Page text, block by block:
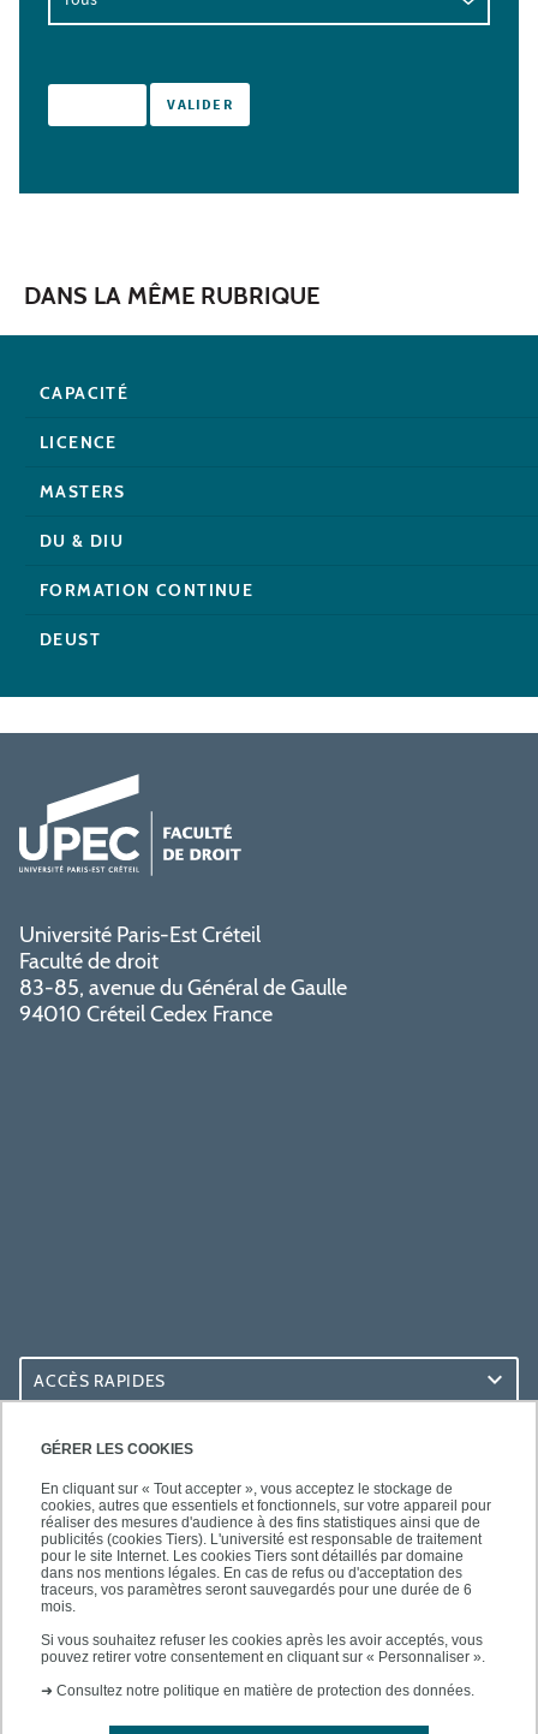
GÉRER LES COOKIES
En cliquant sur « Tout accepter », vous acceptez le stockage de
cookies, autres que essentiels et fonctionnels, sur votre appareil pour
réaliser des mesures d'audience à des fins statistiques ainsi que de
publicités (cookies Tiers). L'université est responsable de traitement
pour le site Internet. Les cookies Tiers sont détaillés par domaine
dans nos mentions légales. En cas de refus ou d'acceptation des
traceurs, vos paramètres seront sauvegardés pour une durée de 6
mois.
Si vous souhaitez refuser les cookies après les avoir acceptés, vous
pouvez retirer votre consentement en cliquant sur « Personnaliser ».
➜ Consultez notre politique en matière de protection des données.
DANS LA MÊME RUBRIQUE
CAPACITÉ
LICENCE
MASTERS
DU & DIU
FORMATION CONTINUE
DEUST
Université Paris-Est Créteil
Faculté de droit
83-85, avenue du Général de Gaulle
94010 Créteil Cedex France
ACCÈS RAPIDES
ACCÈS PRATIQUES
SUIVEZ-NOUS